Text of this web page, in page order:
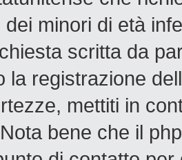
dei minori di età
scritta da
la registrazione
mettiti in
bene che il